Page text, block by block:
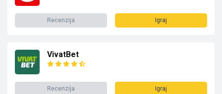
Recenzija Igraj
VivatBet
Recenzija Igraj